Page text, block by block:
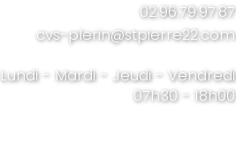
02.96.79.97.87
cvs-plerin@stpierre22.com
Lundi - Mardi - Jeudi - Vendredi
07h30 - 18h00